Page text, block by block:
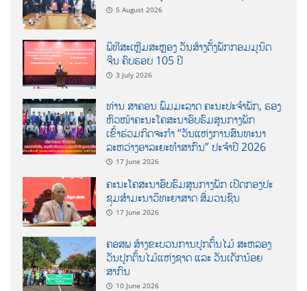
5 August 2026
ພິທີສະເຫຼີມສະຫຼອງ ວັນສ້າງຕັ້ງພັກກອມມູນິດ
ຈີນ ຄົບຮອບ 105 ປີ
3 July 2026
ທ່ານ ສາຄອນ ພົມມະລາດ ຄະນະປະຈໍາພັກ, ຮອງ
ຫົວໜ້າຄະນະໂຄສະນາອົບຮົມສູນກາງພັກ
ເຂົ້າຮ່ວມກິດຈະກຳ “ວັນແຫ່ງການສົນທະນາ
ລະຫວ່າງອາລະຍະທຳສາກົນ” ປະຈຳປີ 2026
17 June 2026
ຄະນະໂຄສະນາອົບຮົມສູນກາງພັກ ເປີດກອງປະ
ຊຸມສຳມະນາວິທະຍາສາດ ສຶ່ມວນຊົນ
17 June 2026
ຄອສພ ສ້າງຂະບວນການປູກຕົ້ນໄມ້ ສະຫລອງ
ວັນປູກຕົ້ນໄມ້ແຫ່ງຊາດ ແລະ ວັນເດັກນ້ອຍ
ສາກົນ
10 June 2026